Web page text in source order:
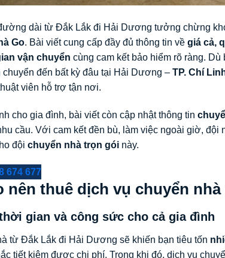
dài từ Đắk Lắk đi Hải Dương tưởng chừng
Go. Bài viết cung cấp đầy đủ thông tin về giá cả,
vận chuyển cùng cam kết bảo hiểm rõ ràng.
chuyển đến bất kỳ đâu tại Hải Dương – TP. Chí
viên hỗ trợ tận nơi.
cho gia đình, bài viết còn cập nhật thông tin
cầu. Với cam kết đền bù, làm việc ngoài giờ, đội
đội chuyển nhà trọn gói này.
674 677
nên thuê dịch vụ chuyển
gian và công sức cho cả gia đình
từ Đắk Lắk đi Hải Dương sẽ khiến bạn tiêu tốn
tiết kiệm được chi phí. Trong khi đó, dịch vụ